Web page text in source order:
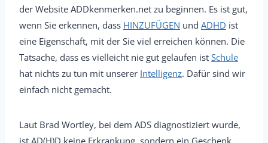
der Website ADDkenmerken.net zu beginnen. Es ist gut,
wenn Sie erkennen, dass HINZUFÜGEN und ADHD ist
eine Eigenschaft, mit der Sie viel erreichen können. Die
Tatsache, dass es vielleicht nie gut gelaufen ist Schule
hat nichts zu tun mit unserer Intelligenz. Dafür sind wir
einfach nicht gemacht.
Laut Brad Wortley, bei dem ADS diagnostiziert wurde,